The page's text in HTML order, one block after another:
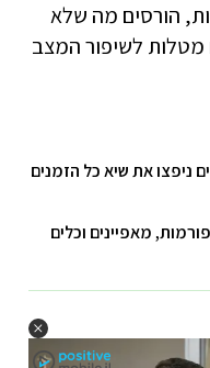
הורסים מה שלא
מטלות לשיפור המצב
ניפצו את שיא כל הזמנים
מאפיינים וכלים